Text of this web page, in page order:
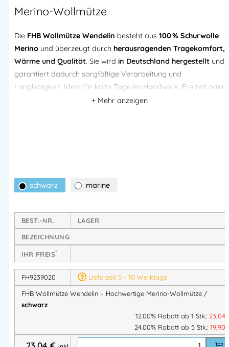
Merino-Wollmütze
Die FHB Wollmütze Wendelin besteht aus 100 % Schurwolle
Merino und überzeugt durch herausragenden Tragekomfort,
Wärme und Qualität. Sie wird in Deutschland hergestellt und
garantiert dadurch sorgfältige Verarbeitung und
Langlebigkeit. Ideal für kalte Tage im Handwerk, Freizeit oder
Langlebigkeit
Tragekomfort:
Vorteile:
✔ Wärmt optimal bei kalten Temperaturen
Tragegefühl
✔ Made in Germany – zuverlässige Verarbeitung
✔ Klassisches Design – passend für Arbeit und Freizeit
verbindethochwertiges
Material, angenehmen Tragekomfort und deutsche
BEST.-NR.
LAGER
BEZEICHNUNG
IHR PREIS*
FH9239020
Lieferzeit 5 - 10 Werktage
FHB Wollmütze Wendelin – Hochwertige Merino-Wollmütze /
schwarz
12.00% Rabatt ab 1 Stk.: 23,04
24.00% Rabatt ab 5 Stk.: 19,90
schwarz marine